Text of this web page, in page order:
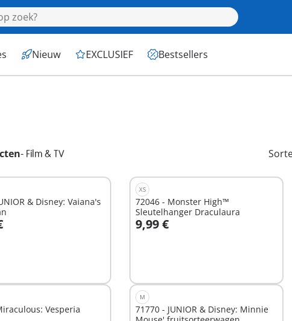
Nieuw EXCLUSIEF Bestsellers
- Film & TV
& Disney: Vaiana's
XS
72046 - Monster High™
Sleutelhanger Draculaura
9,99 €
In winkelwagen
Vesperia
M
71770 - JUNIOR & Disney: Minnie